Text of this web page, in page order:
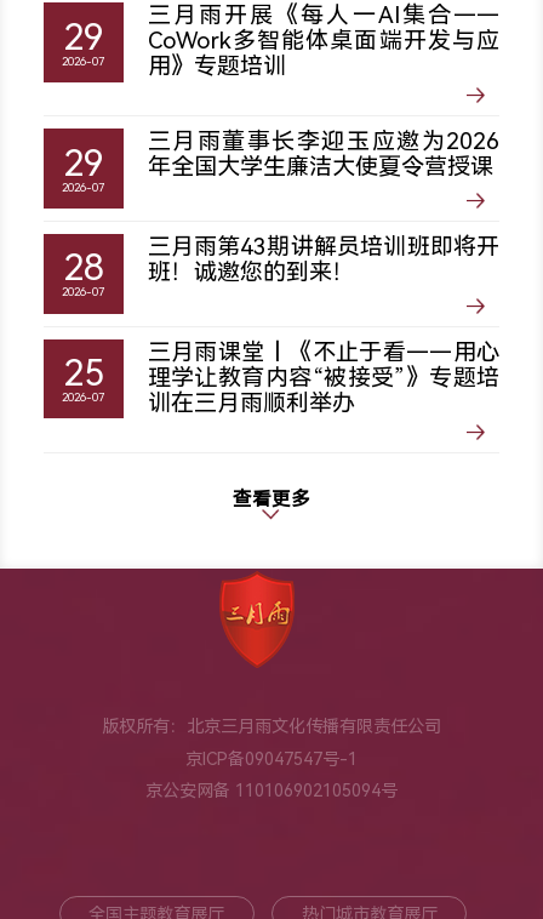
29
2026-07
三月雨开展《每人一AI集合——
CoWork多智能体桌面端开发与应
用》专题培训
29
2026-07
三月雨董事长李迎玉应邀为2026
年全国大学生廉洁大使夏令营授课
28
2026-07
三月雨第43期讲解员培训班即将开
班！诚邀您的到来！
25
2026-07
三月雨课堂丨《不止于看——用心
理学让教育内容“被接受”》专题培
训在三月雨顺利举办
查看更多
版权所有：北京三月雨文化传播有限责任公司
京ICP备09047547号-1
京公安网备 110106902105094号
全国主题教育展厅 热门城市教育展厅